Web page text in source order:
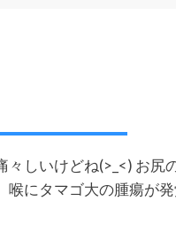
しいけどね(>_<) お
にタマゴ大の腫瘍が